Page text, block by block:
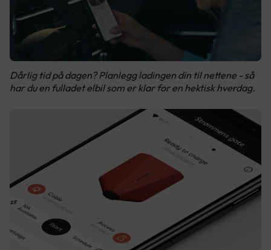
Dårlig tid på dagen? Planlegg ladingen din til nettene - så
har du en fulladet elbil som er klar for en hektisk hverdag.